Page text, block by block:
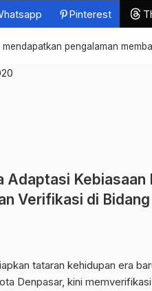
Pinterest
pengalaman
Adaptasi
Verifikasi di
tataran kehidupan era
Denpasar, kini